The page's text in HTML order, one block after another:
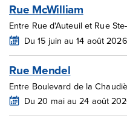
Rue McWilliam
Entre Rue d'Auteuil et Rue
Du 15 juin au 14 août 2026
Rue Mendel
Entre Boulevard de la
Du 20 mai au 24 août